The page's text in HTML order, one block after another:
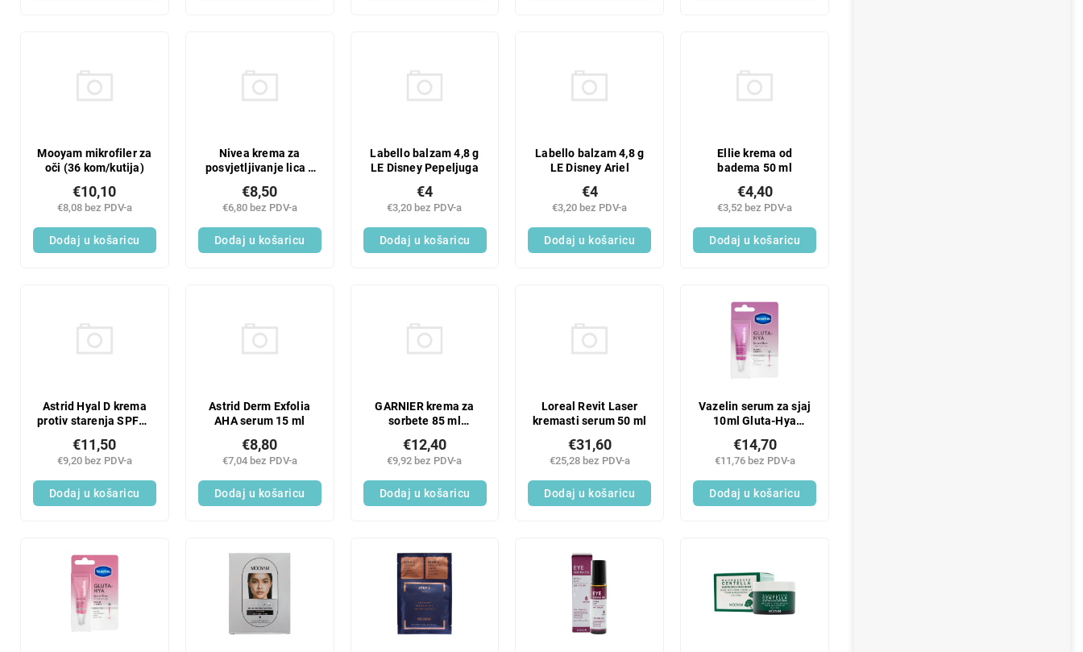
Mooyam mikrofiler za
oči (36 kom/kutija)
€8,08 bez PDV-a
€10,10
Dodaj u košaricu
Nivea krema za
posvjetljivanje lica s
€6,80 bez PDV-a
€8,50
Dodaj u košaricu
Labello balzam 4,8 g
LE Disney Pepeljuga
€3,20 bez PDV-a
€4
Dodaj u košaricu
Labello balzam 4,8 g
LE Disney Ariel
€3,20 bez PDV-a
€4
Dodaj u košaricu
Ellie krema od
badema 50 ml
€3,52 bez PDV-a
€4,40
Dodaj u košaricu
Astrid Hyal D krema
protiv starenja SPF15
€9,20 bez PDV-a
€11,50
Dodaj u košaricu
Astrid Derm Exfolia
AHA serum 15 ml
€7,04 bez PDV-a
€8,80
Dodaj u košaricu
GARNIER krema za
sorbete 85 ml
€9,92 bez PDV-a
€12,40
Dodaj u košaricu
Loreal Revit Laser
kremasti serum 50 ml
€25,28 bez PDV-a
€31,60
Dodaj u košaricu
Vazelin serum za sjaj
10ml Gluta-Hya
€11,76 bez PDV-a
€14,70
Dodaj u košaricu